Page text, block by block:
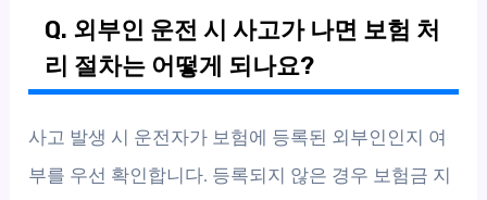
Q. 외부인 운전 시 사고가 나면 보험 처
리 절차는 어떻게 되나요?
사고 발생 시 운전자가 보험에 등록된 외부인인지 여
부를 우선 확인합니다. 등록되지 않은 경우 보험금 지